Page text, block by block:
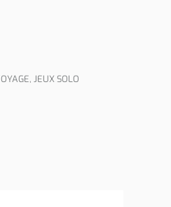
, JEUX SOLO